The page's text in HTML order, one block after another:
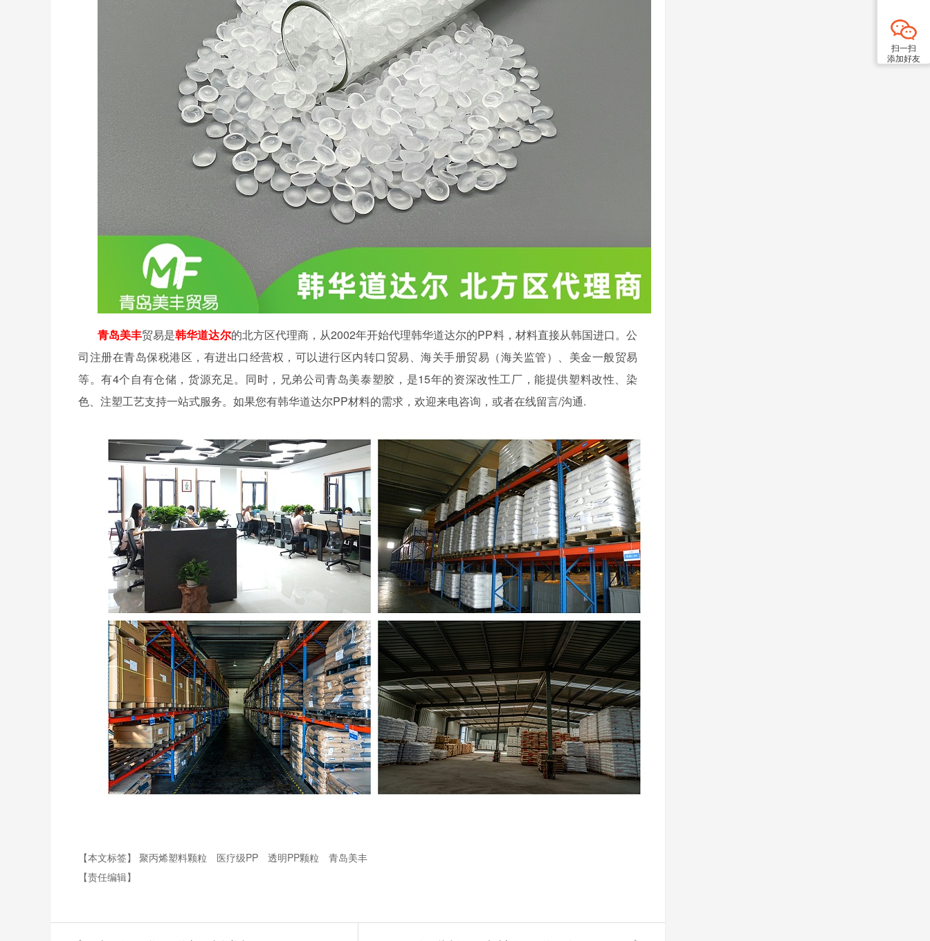
青岛美丰贸易是韩华道达尔的北方区代理商，从2002年开始代理韩华道达尔的PP料，材料直接从韩国进口。公
司注册在青岛保税港区，有进出口经营权，可以进行区内转口贸易、海关手册贸易（海关监管）、美金一般贸易
等。有4个自有仓储，货源充足。同时，兄弟公司青岛美泰塑胶，是15年的资深改性工厂，能提供塑料改性、染
色、注塑工艺支持一站式服务。如果您有韩华道达尔PP材料的需求，欢迎来电咨询，或者在线留言/沟通.
【本文标签】 聚丙烯塑料颗粒 医疗级PP 透明PP颗粒
青岛美丰
【责任编辑】
扫一扫
添加好友